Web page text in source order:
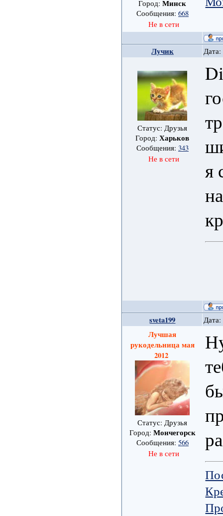
Город:Минск
Сообщения: 668
Не в сети
Лучик
Статус: Друзья
Город:Харьков
Сообщения: 343
Не в сети
я
sveta199
Лучшая
рукодельница мая
2012
Статус: Друзья
Город: Мончегорск
Сообщения: 566
Не в сети